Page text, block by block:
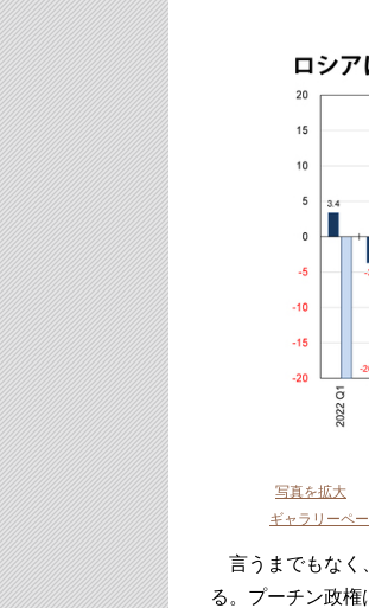
写真を拡大
ギャラリーペ
言うまでもなく
る。プーチン政権